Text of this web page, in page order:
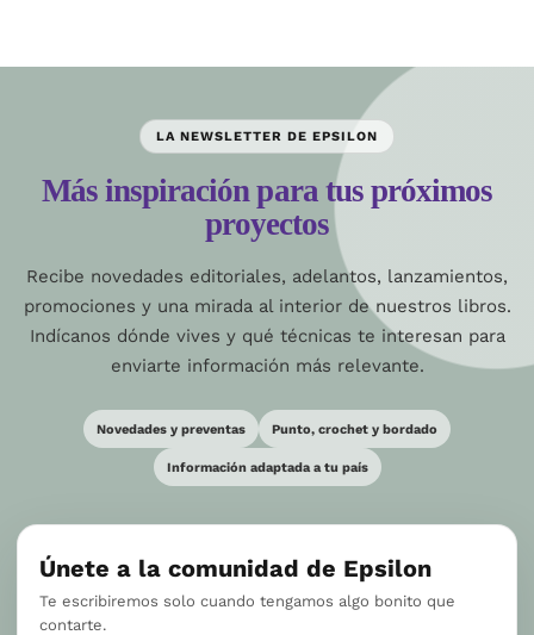
LA NEWSLETTER DE EPSILON
Más inspiración para tus próximos
proyectos
Recibe novedades editoriales, adelantos, lanzamientos,
promociones y una mirada al interior de nuestros libros.
Indícanos dónde vives y qué técnicas te interesan para
enviarte información más relevante.
Novedades y preventas Punto, crochet y bordado
Información adaptada a tu país
Únete a la comunidad de Epsilon
Te escribiremos solo cuando tengamos algo bonito que
contarte.